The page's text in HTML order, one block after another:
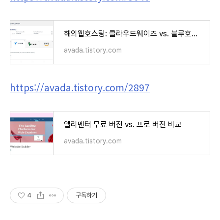
해외웹호스팅: 클라우드웨이즈 vs. 블루호스트 vs. 카페24 비교 (Cloudways vs. Bluehost vs. Cafe24)
avada.tistory.com
https://avada.tistory.com/2897
엘리멘터 무료 버전 vs. 프로 버전 비교
avada.tistory.com
4 구독하기